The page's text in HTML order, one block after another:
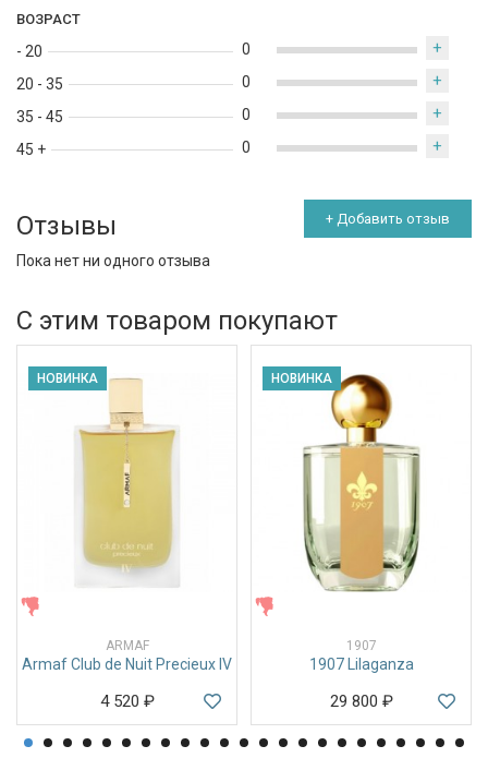
ВОЗРАСТ
- 20
20 - 35
35 - 45
45 +
0 +
0 +
0 +
0 +
Отзывы + Добавить отзыв
Пока нет ни одного отзыва
С этим товаром покупают
НОВИНКА
ARMAF
Armaf Club de Nuit Precieux IV
4 520 ₽
НОВИНКА
1907
1907 Lilaganza
29 800 ₽